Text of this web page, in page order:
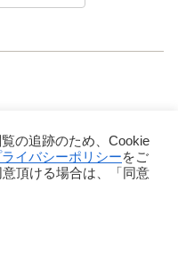
ーする
の追跡のため、Cookie
ライバシーポリシーをご
頂ける場合は、「同意